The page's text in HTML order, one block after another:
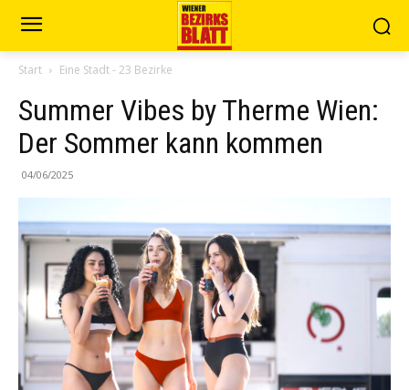
Start Eine Stadt - 23 Bezirke
Summer Vibes by Therme Wien:
Der Sommer kann kommen
04/06/2025